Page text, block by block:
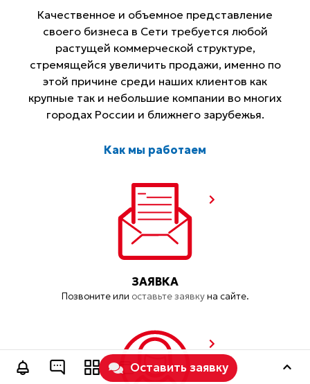
Качественное и объемное представление
своего бизнеса в Сети требуется любой
растущей коммерческой структуре,
стремящейся увеличить продажи, именно по
этой причине среди наших клиентов как
крупные так и небольшие компании во многих
городах России и ближнего зарубежья.
Как мы работаем
ЗАЯВКА
Позвоните или оставьте заявкуна сайте.
Оставить заявку